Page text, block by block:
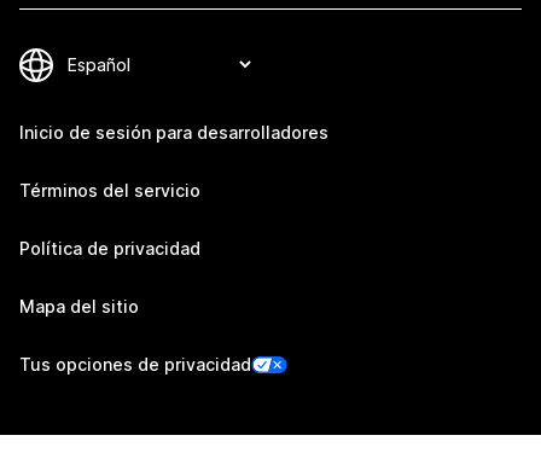
Inicio de sesión para desarrolladores
Términos del servicio
Política de privacidad
Mapa del sitio
Tus opciones de privacidad